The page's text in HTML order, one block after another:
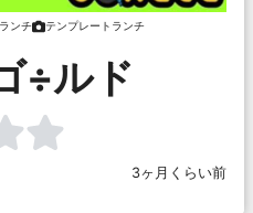
ンチ テンプレートランチ
÷ルド
3ヶ月くらい前